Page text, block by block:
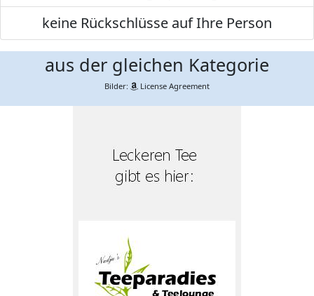
keine Rückschlüsse auf Ihre Person
aus der gleichen Kategorie
Bilder: License Agreement